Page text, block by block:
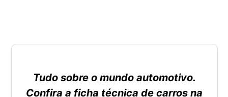
Tudo sobre o mundo automotivo.
Confira a ficha técnica de carros na